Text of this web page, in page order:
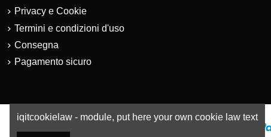
Privacy e Cookie
Termini e condizioni d'uso
Consegna
Pagamento sicuro
iqitcookielaw - module, put here your own cookie law text